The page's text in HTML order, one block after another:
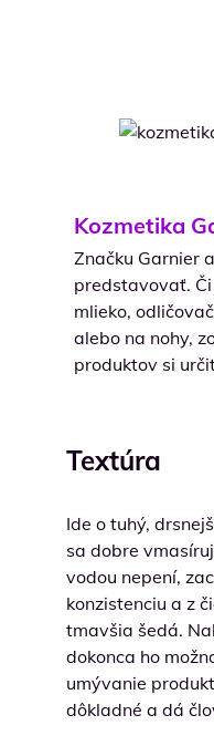
Kozmetika
Značku Garnier
predstavovať.
mlieko,
alebo na nohy,
produktov si
Textúra
Ide o tuhý,
sa dobre
vodou nepení,
konzistenciu a z
tmavšia šedá.
dokonca ho
umývanie
dôkladné a dá